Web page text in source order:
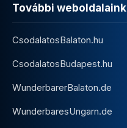
További weboldalaink
CsodalatosBalaton.hu
CsodalatosBudapest.hu
WunderbarerBalaton.de
WunderbaresUngarn.de